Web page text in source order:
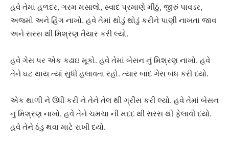
હવે તેમાં હળદર, ગરમ મસાલો, સ્વાદ પ્રમાણે મીઠું, જીરું પાવડર,
અજમો અને હિંગ નાખો. હવે તેમાં થોડું થોડું કરીને પાણી નાખતા જાવ
અને સરસ થી મિશ્રણ તૈયાર કરી લ્યો.
હવે ગેસ પર એક કઢાઇ મૂકો. હવે તેમાં બેસન નું મિશ્રણ નાખો. હવે
તેને ઘટ થાય ત્યાં સુધી હલાવતા રહો. ત્યાર બાદ ગેસ બંધ કરી દયો.
એક થાળી ને ઉંધી કરી ને તેને તેલ થી ગ્રીસ કરી લ્યો. હવે તેમાં બેસન
નું મિશ્રણ નાખો. હવે તેને ચમચા ની મદદ થી સરસ થી ફેલાવી દયો.
હવે તેને ઠંડુ થવા માટે રાખી દયો.